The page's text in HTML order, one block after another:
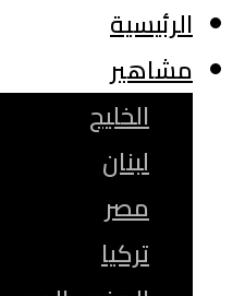
الرئيسية
مشاهير
الخليج
لبنان
مصر
تركيا